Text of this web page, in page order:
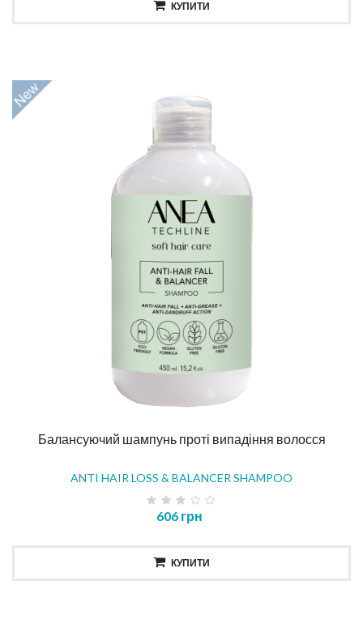
КУПИТИ
Балансуючий шампунь проті випадіння волосся
ANTI HAIR LOSS & BALANCER SHAMPOO
606 грн
КУПИТИ